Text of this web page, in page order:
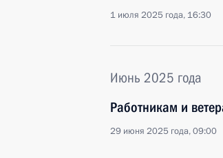
1 июля 2025 года, 16:30
Июнь 2025 года
Работникам и
29 июня 2025 года, 09:00